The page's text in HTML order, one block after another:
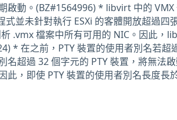
啟動。(BZ#1564996) * libvirt 中的
並未針對執行 ESXi 的客體開放超過四
.vmx 檔案中所有可用的 NIC。因此，
* 在之前，PTY 裝置的使用者別名若超
超過 32 個字元的 PTY 裝置，將無法
此，即使 PTY 裝置的使用者別名長度長